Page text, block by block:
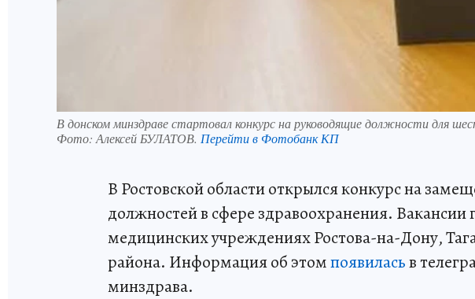
В донском минздраве стартовал конкурс на руководящие должности для
Фото: Алексей БУЛАТОВ. Перейти в Фотобанк КП
В Ростовской области открылся конкурс на
должностей в сфере здравоохранения. Вакансии
медицинских учреждениях Ростова-на-Дону,
района. Информация об этомпоявиласьв
минздрава.